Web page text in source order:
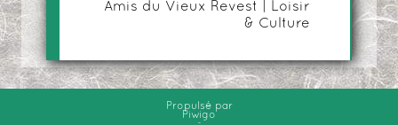
Amis du Vieux Revest | Loisir
& Culture
Propulsé par
Piwigo